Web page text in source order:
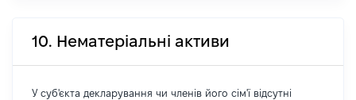
10. Нематеріальні активи
У суб'єкта декларування чи членів його сім'ї відсутні